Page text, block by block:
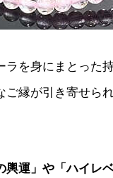
ラを身にまとった
ご縁が引き寄せら
輿運」や「ハイレ